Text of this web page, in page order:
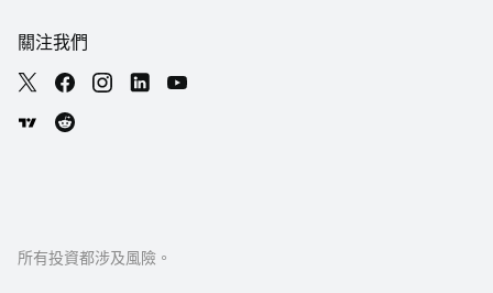
關注我們
所有投資都涉及風險。